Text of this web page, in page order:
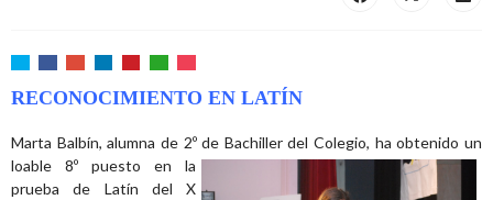
RECONOCIMIENTO EN LATÍN
Marta Balbín, alumna de 2º de Bachiller delColegio, ha obtenido un
loable 8º puesto en la
prueba de Latín del X